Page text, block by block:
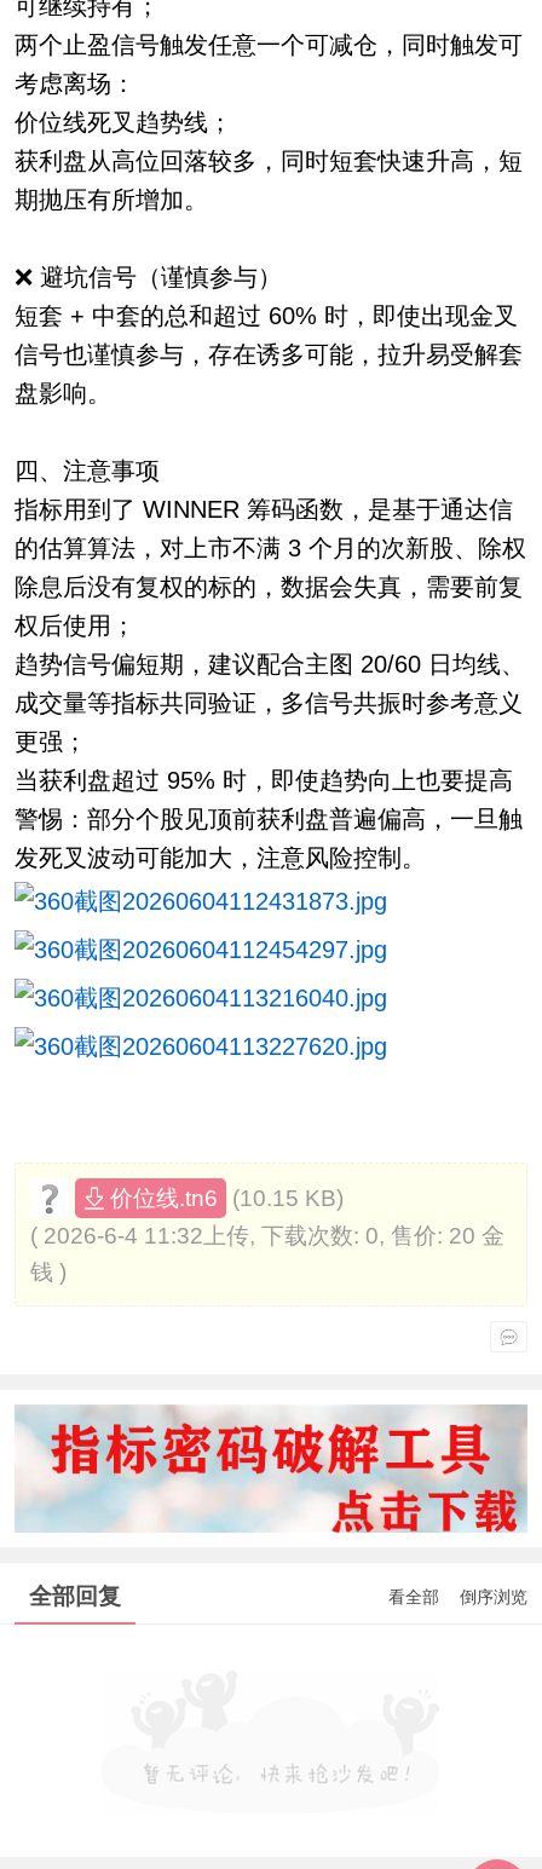
可继续持有；
两个止盈信号触发任意一个可减仓，同时触发可
考虑离场：
价位线死叉趋势线；
获利盘从高位回落较多，同时短套快速升高，短
期抛压有所增加。
❌ 避坑信号（谨慎参与）
短套 + 中套的总和超过 60% 时，即使出现金叉
信号也谨慎参与，存在诱多可能，拉升易受解套
盘影响。
四、注意事项
指标用到了 WINNER 筹码函数，是基于通达信
的估算算法，对上市不满 3 个月的次新股、除权
除息后没有复权的标的，数据会失真，需要前复
权后使用；
趋势信号偏短期，建议配合主图 20/60 日均线、
成交量等指标共同验证，多信号共振时参考意义
更强；
当获利盘超过 95% 时，即使趋势向上也要提高
警惕：部分个股见顶前获利盘普遍偏高，一旦触
发死叉波动可能加大，注意风险控制。
价位线.tn6
(10.15 KB)
( 2026-6-4 11:32上传, 下载次数: 0, 售价: 20 金
钱 )
全部回复 看全部 倒序浏览